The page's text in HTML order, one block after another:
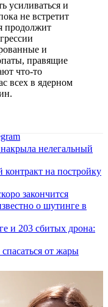
усиливаться и
не встретит
продолжит
и
правящие
что-то
всех в ядерном
нелегальный
на постройку
закончится
о шутинге в
и 203 сбитых дрона:
от жары